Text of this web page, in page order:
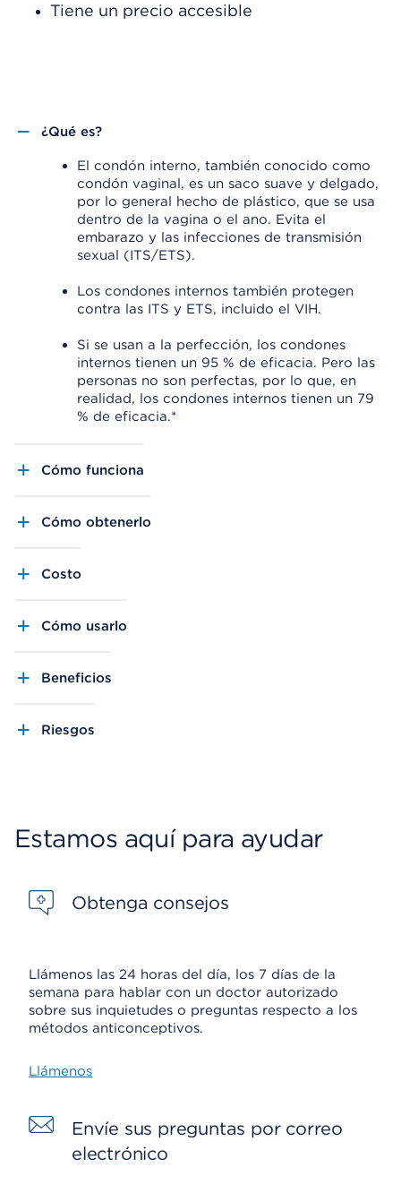
Tiene un precio accesible
¿Qué es?
El condón interno, también conocido como
condón vaginal, es un saco suave y delgado,
por lo general hecho de plástico, que se usa
dentro de la vagina o el ano. Evita el
embarazo y las infecciones de transmisión
sexual (ITS/ETS).
Los condones internos también protegen
contra las ITS y ETS, incluido el VIH.
Si se usan a la perfección, los condones
internos tienen un 95 % de eficacia. Pero las
personas no son perfectas, por lo que, en
realidad, los condones internos tienen un 79
% de eficacia.*
Cómo funciona
Cómo obtenerlo
Costo
Cómo usarlo
Beneficios
Riesgos
Estamos aquí para ayudar
Obtenga consejos
Llámenos las 24 horas del día, los 7 días de la
semana para hablar con un doctor autorizado
sobre sus inquietudes o preguntas respecto a los
métodos anticonceptivos.
Llámenos
Envíe sus preguntas por correo
electrónico